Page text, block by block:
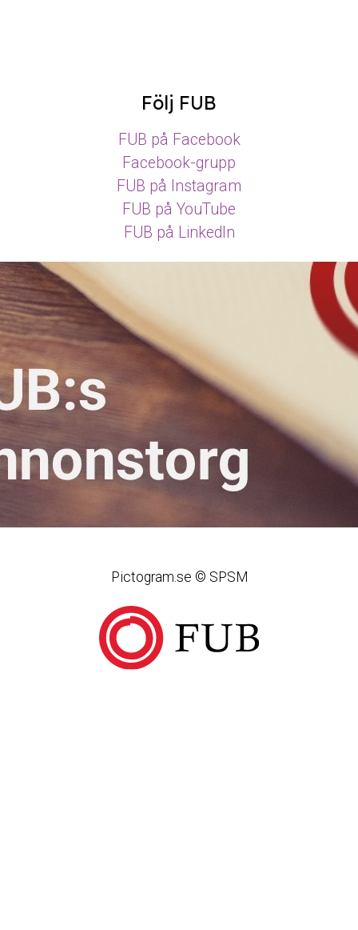
Följ FUB
FUB på Facebook
Facebook-grupp
FUB på Instagram
FUB på YouTube
FUB på LinkedIn
Pictogram.se © SPSM